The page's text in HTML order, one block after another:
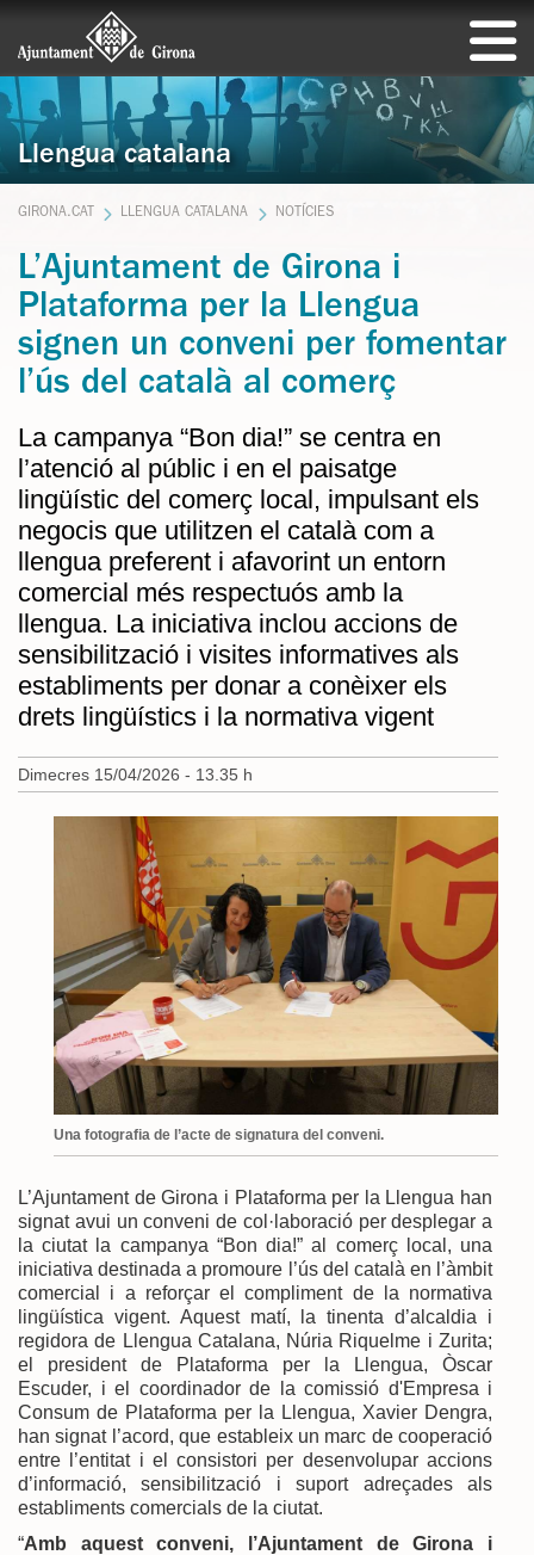
Llengua catalana
GIRONA.CAT LLENGUA CATALANA NOTÍCIES
L’Ajuntament de Girona i
Plataforma per la Llengua
signen un conveni per fomentar
l’ús del català al comerç
La campanya “Bon dia!” se centra en
l’atenció al públic i en el paisatge
lingüístic del comerç local, impulsant els
negocis que utilitzen el català com a
llengua preferent i afavorint un entorn
comercial més respectuós amb la
llengua. La iniciativa inclou accions de
sensibilització i visites informatives als
establiments per donar a conèixer els
drets lingüístics i la normativa vigent
Dimecres 15/04/2026 - 13.35 h
Una fotografia de l’acte de signatura del conveni.
L’Ajuntament de Girona i Plataforma per la Llengua han
signat avui un conveni de col·laboració per desplegar a
la ciutat la campanya “Bon dia!” al comerç local, una
iniciativa destinada a promoure l’ús del català en l’àmbit
comercial i a reforçar el compliment de la normativa
lingüística vigent. Aquest matí, la tinenta d’alcaldia i
regidora de Llengua Catalana, Núria Riquelme i Zurita;
el president de Plataforma per la Llengua, Òscar
Escuder, i el coordinador de la comissió d'Empresa i
Consum de Plataforma per la Llengua, Xavier Dengra,
han signat l’acord, que estableix un marc de cooperació
entre l’entitat i el consistori per desenvolupar accions
d’informació, sensibilització i suport adreçades als
establiments comercials de la ciutat.
“Amb aquest conveni, l’Ajuntament de Girona i